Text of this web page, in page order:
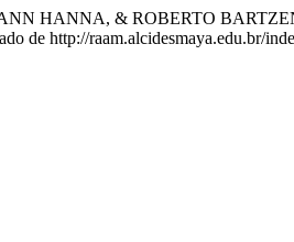
HANNA, & ROBERTO
de http://raam.alcidesmaya.edu.br/